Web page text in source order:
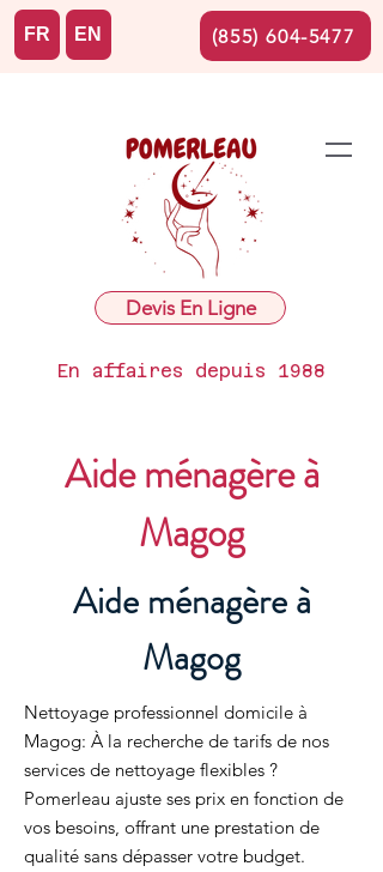
Devis En Ligne
En affaires depuis 1988
FR EN (855) 604-5477
Aide ménagère à
Magog
Aide ménagère à
Magog
Nettoyage professionnel domicile à
Magog: À la recherche de tarifs de nos
services de nettoyage flexibles ?
Pomerleau ajuste ses prix en fonction de
vos besoins, offrant une prestation de
qualité sans dépasser votre budget.